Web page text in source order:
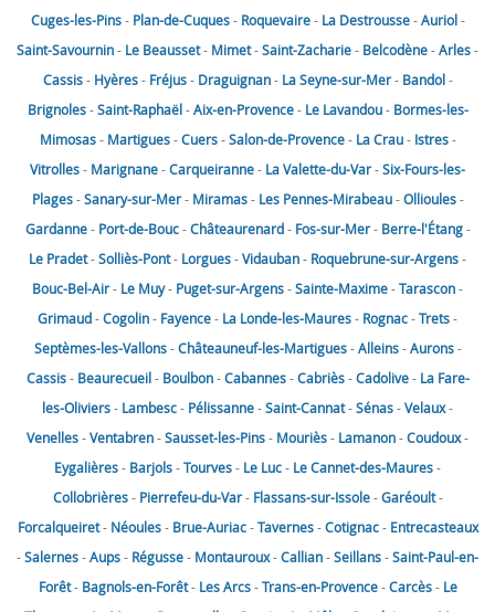
Cuges-les-Pins- Plan-de-Cuques- Roquevaire- La Destrousse-Auriol-
Saint-Savournin- Le Beausset- Mimet-Saint-Zacharie- Belcodène-Arles-
Cassis- Hyères- Fréjus- Draguignan- La Seyne-sur-Mer- Bandol-
Brignoles-Saint-Raphaël-Aix-en-Provence- Le Lavandou- Bormes-les-
Mimosas- Martigues-Cuers-Salon-de-Provence- La Crau- Istres-
Vitrolles- Marignane-Carqueiranne- La Valette-du-Var-Six-Fours-les-
Plages-Sanary-sur-Mer- Miramas- Les Pennes-Mirabeau-Ollioules-
Gardanne- Port-de-Bouc-Châteaurenard- Fos-sur-Mer- Berre-l'Étang-
Le Pradet-Solliès-Pont- Lorgues-Vidauban- Roquebrune-sur-Argens-
Bouc-Bel-Air- Le Muy- Puget-sur-Argens-Sainte-Maxime-Tarascon-
Grimaud-Cogolin- Fayence- La Londe-les-Maures- Rognac-Trets-
Septèmes-les-Vallons-Châteauneuf-les-Martigues-Alleins-Aurons-
Cassis- Beaurecueil- Boulbon-Cabannes-Cabriès-Cadolive- La Fare-
les-Oliviers- Lambesc- Pélissanne-Saint-Cannat-Sénas-Velaux-
Venelles-Ventabren-Sausset-les-Pins- Mouriès- Lamanon-Coudoux-
Eygalières- Barjols-Tourves- Le Luc- Le Cannet-des-Maures-
Collobrières- Pierrefeu-du-Var- Flassans-sur-Issole-Garéoult-
Forcalqueiret- Néoules- Brue-Auriac-Tavernes-Cotignac- Entrecasteaux
-Salernes-Aups- Régusse- Montauroux-Callian-Seillans-Saint-Paul-en-
Forêt- Bagnols-en-Forêt- Les Arcs-Trans-en-Provence-Carcès- Le